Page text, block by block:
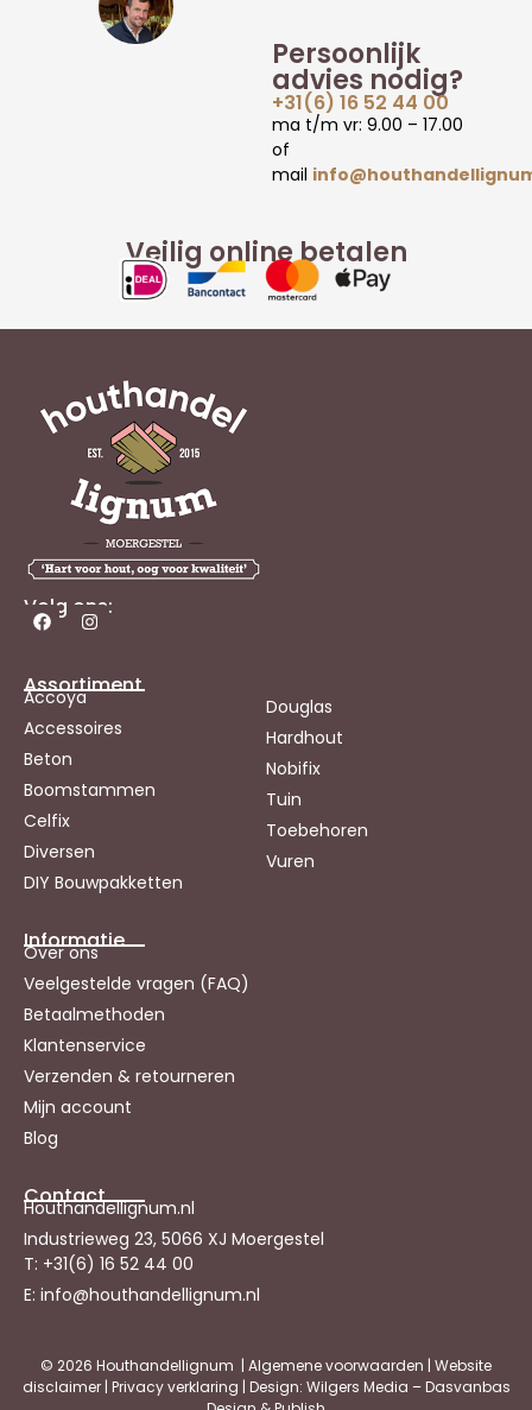
Veilig online betalen
Persoonlijk
advies nodig?
+31(6) 16 52 44 00
ma t/m vr: 9.00 – 17.00
of
mail
Volg ons:
Assortiment
Accoya
Accessoires
Beton
Boomstammen
Celfix
Diversen
DIY Bouwpakketten
Douglas
Hardhout
Nobifix
Tuin
Toebehoren
Vuren
Informatie
Over ons
Veelgestelde vragen (FAQ)
Betaalmethoden
Klantenservice
Verzenden & retourneren
Mijn account
Blog
Contact
Houthandellignum.nl
Industrieweg 23, 5066 XJ Moergestel
T: +31(6) 16 52 44 00
E: info@houthandellignum.nl
© 2026 Houthandellignum | Algemene voorwaarden | Website
disclaimer| Privacy verklaring | Design: Wilgers Media – Dasvanbas